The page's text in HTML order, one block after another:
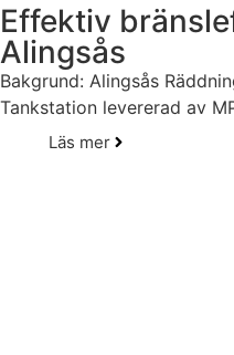
Effektiv
Alingsås
Bakgrund: Alingsås
Tankstation levererad av
Läs mer